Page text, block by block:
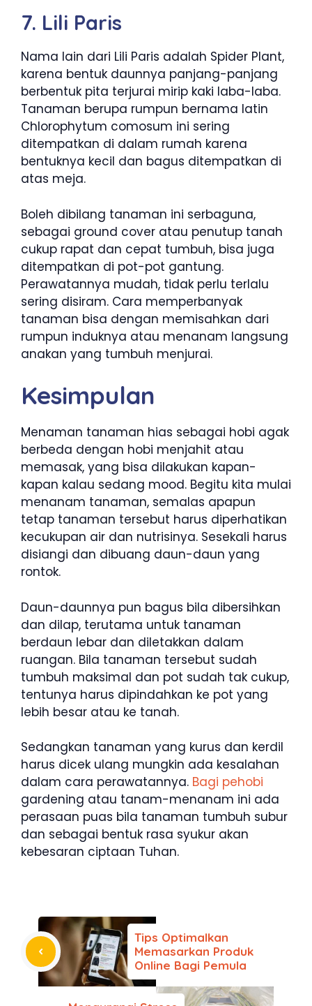
7. Lili Paris
Nama lain dari Lili Paris adalah Spider Plant,
karena bentuk daunnya panjang-panjang
berbentuk pita terjurai mirip kaki laba-laba.
Tanaman berupa rumpun bernama latin
Chlorophytum comosum ini sering
ditempatkan di dalam rumah karena
bentuknya kecil dan bagus ditempatkan di
atas meja.
Boleh dibilang tanaman ini serbaguna,
sebagai ground cover atau penutup tanah
cukup rapat dan cepat tumbuh, bisa juga
ditempatkan di pot-pot gantung.
Perawatannya mudah, tidak perlu terlalu
sering disiram. Cara memperbanyak
tanaman bisa dengan memisahkan dari
rumpun induknya atau menanam langsung
anakan yang tumbuh menjurai.
Kesimpulan
Menaman tanaman hias sebagai hobi agak
berbeda dengan hobi menjahit atau
memasak, yang bisa dilakukan kapan-
kapan kalau sedang mood. Begitu kita mulai
menanam tanaman, semalas apapun
tetap tanaman tersebut harus diperhatikan
kecukupan air dan nutrisinya. Sesekali harus
disiangi dan dibuang daun-daun yang
rontok.
Daun-daunnya pun bagus bila dibersihkan
dan dilap, terutama untuk tanaman
berdaun lebar dan diletakkan dalam
ruangan. Bila tanaman tersebut sudah
tumbuh maksimal dan pot sudah tak cukup,
tentunya harus dipindahkan ke pot yang
lebih besar atau ke tanah.
Sedangkan tanaman yang kurus dan kerdil
harus dicek ulang mungkin ada kesalahan
dalam cara perawatannya. Bagi pehobi
gardening atau tanam-menanam ini ada
perasaan puas bila tanaman tumbuh subur
dan sebagai bentuk rasa syukur akan
kebesaran ciptaan Tuhan.
Tips Optimalkan
Memasarkan Produk
Online Bagi Pemula